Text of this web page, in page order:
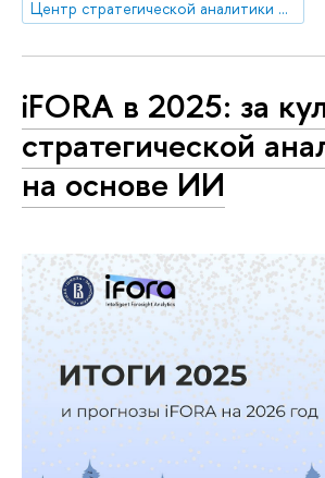
Центр стратегической аналитики и больших данных
iFORA в 2025: за
стратегической
на основе ИИ